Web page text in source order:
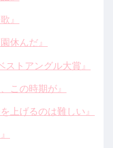
』
休んだ』
トアングル大賞』
この時期が』
上げるのは難しい』